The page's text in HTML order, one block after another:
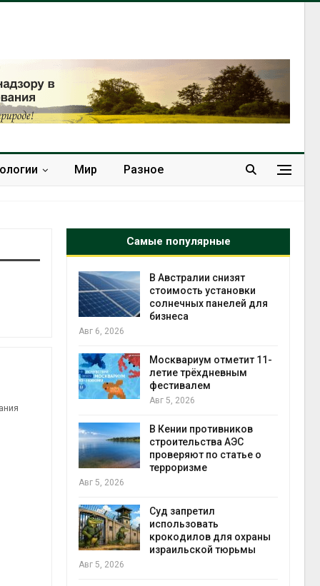
Мир Разное
Самые популярные
операции
в
В Австралии снизят
стоимость установки
солнечных панелей для
бизнеса
Авг 6, 2026
Москвариум отметит 11-
летие трёхдневным
фестивалем
Авг 5, 2026
В Кении противников
строительства АЭС
проверяют по статье о
терроризме
Авг 5, 2026
Суд запретил
использовать
крокодилов для охраны
израильской тюрьмы
Авг 5, 2026